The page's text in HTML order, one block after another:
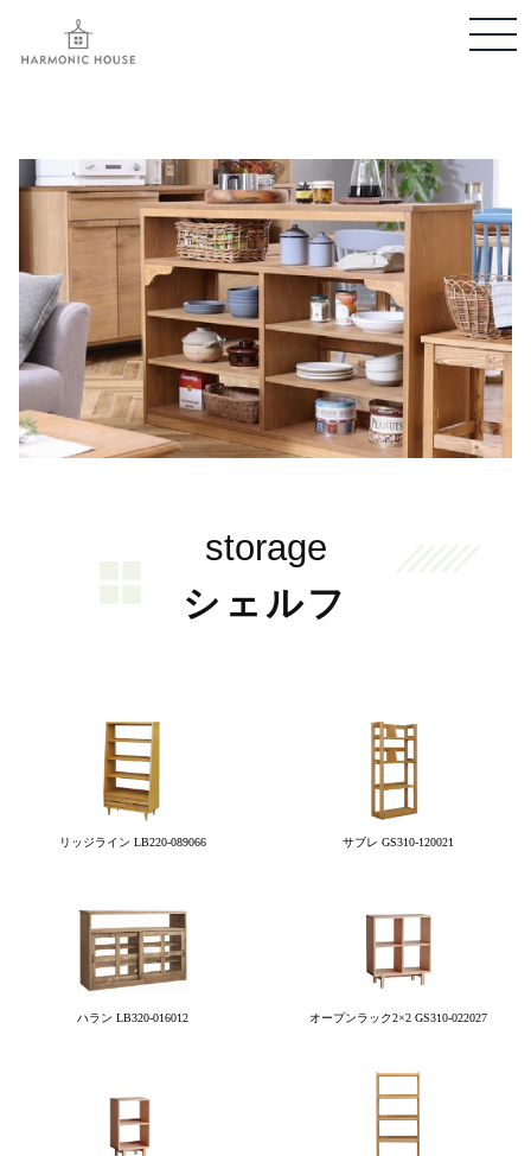
メ
storage
シェルフ
リッジライン LB220-089066 サブレ GS310-120021
ハラン LB320-016012 オープンラック2×2 GS310-022027